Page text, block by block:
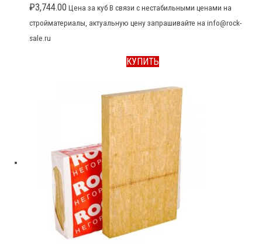
₽3,744.00 Цена за куб В связи с нестабильными ценами на
стройматериалы, актуальную цену запрашивайте на info@rock-
sale.ru
КУПИТЬ